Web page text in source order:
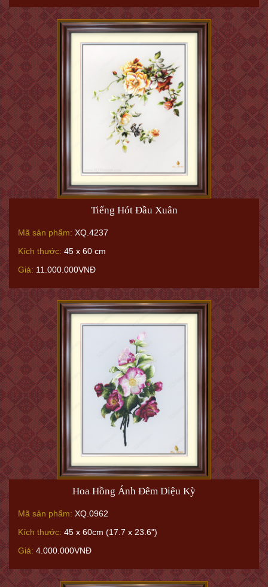
Tiếng Hót Đầu Xuân
Mã sản phẩm: XQ.4237
Kích thước: 45 x 60 cm
Giá: 11.000.000VNĐ
Hoa Hồng Ánh Đêm Diệu Kỳ
Mã sản phẩm: XQ.0962
Kích thước: 45 x 60cm (17.7 x 23.6")
Giá: 4.000.000VNĐ